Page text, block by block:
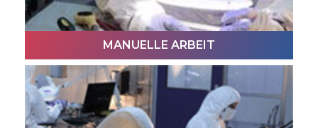
MANUELLE ARBEIT